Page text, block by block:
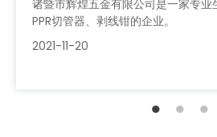
诸暨市辉煌五金有限公司是一家专业
PPR切管器、剥线钳的企业。
2021-11-20